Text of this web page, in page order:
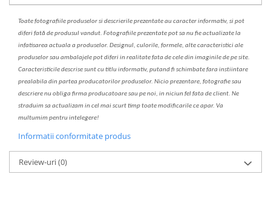
Toate fotografiile produselorsidescrierileprezentate au caracter informativ, si pot
diferi fată de produsul vandut. Fotografiile prezentate pot sa nu fie actualizate la
infatisarea actuala a produselor. Designul, culorile, formele, alte caracteristici ale
produselor sau ambalajele pot diferi in realitate fata de cele din imaginile de pe site.
Caracteristicile descrise sunt cu titlu informativ, putand fi schimbate fara instiintare
prealabila din partea producatorilor produselor. Nicio prezentare, fotografie sau
descriere nu obliga firma producatoare sau pe noi, in niciun fel fata de client. Ne
straduim sa actualizam in cel mai scurt timp toate modificarile ce apar. Va
multumim pentru intelegere!
Informatii conformitate produs
Review-uri(0)